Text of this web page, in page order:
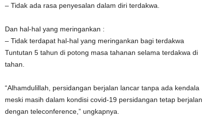
– Tidak ada rasa penyesalan dalam diri terdakwa.
Dan hal-hal yang meringankan :
– Tidak terdapat hal-hal yang meringankan bagi terdakwa
Tuntutan 5 tahun di potong masa tahanan selama terdakwa di
tahan.
“Alhamdulillah, persidangan berjalan lancar tanpa ada kendala
meski masih dalam kondisi covid-19 persidangan tetap berjalan
dengan teleconference,” ungkapnya.